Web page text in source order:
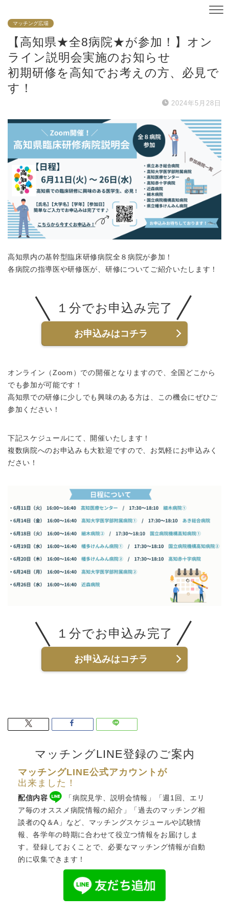
マッチング広場
【高知県★全8病院★が参加！】オン
ライン説明会実施のお知らせ
初期研修を高知でお考えの方、必見で
す！
2024年5月28日
高知県内の基幹型臨床研修病院全８病院が参加！
各病院の指導医や研修医が、研修についてご紹介いたします！
１分でお申込み完了
お申込みはコチラ
オンライン（Zoom）での開催となりますので、全国どこから
でも参加が可能です！
高知県での研修に少しでも興味のある方は、この機会にぜひご
参加ください！
下記スケジュールにて、開催いたします！
複数病院へのお申込みも大歓迎ですので、お気軽にお申込みく
ださい！
１分でお申込み完了
お申込みはコチラ
マッチングLINE登録のご案内
マッチングLINE公式アカウントが
出来ました！
配信内容
「病院見学、説明会情報」「週1回、エリ
ア毎のオススメ病院情報の紹介」「過去のマッチング相
談者のQ＆A」など、 マッチングスケジュールや試験情
報、各学年の時期に合わせて役立つ情報をお届けしま
す。登録しておくことで、必要なマッチング情報が自動
的に収集できます！